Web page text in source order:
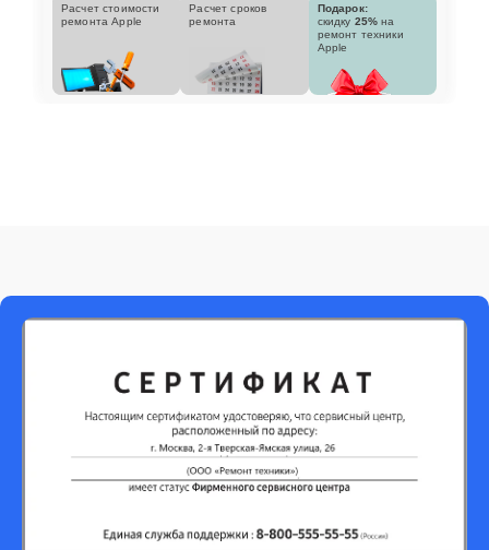
Расчет стоимости
ремонта Apple
Расчет сроков
ремонта
Подарок:
скидку 25% на
ремонт техники
Apple